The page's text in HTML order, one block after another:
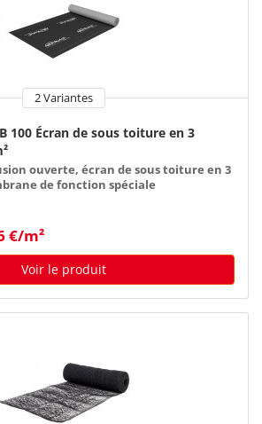
2 Variantes
100 Écran de sous toiture en 3
ouverte, écran de sous toiture en 3
de fonction spéciale
€/m²
Voir le produit